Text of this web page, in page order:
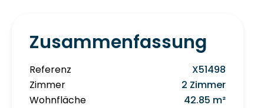
Zusammenfassung
Referenz
X51498
Zimmer
2 Zimmer
Wohnfläche
42.85 m²